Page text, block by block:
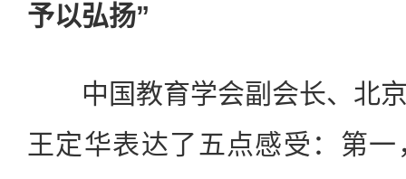
予以弘扬”
中国教育学会副会长、北京
王定华表达了五点感受：第